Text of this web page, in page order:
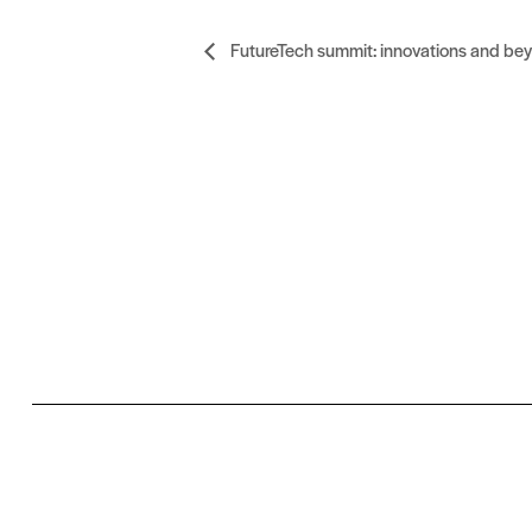
FutureTech summit: innovations and